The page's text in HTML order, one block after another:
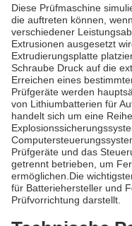
Diese Prüfmaschine
die auftreten können,
verschiedener
Extrusionen ausgesetzt
Extrudierungsplatte
Schraube Druck auf die
Erreichen eines
Prüfgeräte werden
von Lithiumbatterien für
handelt sich um eine
Prüfgeräte und das
getrennt betrieben, um
ermöglichen.Die
für Batteriehersteller und
Prüfvorrichtung darstellt.